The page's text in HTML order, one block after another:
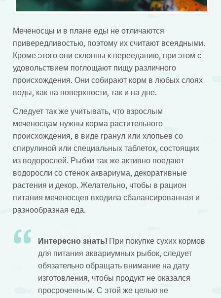
Меченосцы и в плане еды не отличаются
привередливостью, поэтому их считают всеядными.
Кроме этого они склонны к перееданию, при этом с
удовольствием поглощают пищу различного
происхождения. Они собирают корм в любых слоях
воды, как на поверхности, так и на дне.
Следует так же учитывать, что взрослым
меченосцам нужны корма растительного
происхождения, в виде гранул или хлопьев со
спирулиной или специальных таблеток, состоящих
из водорослей. Рыбки так же активно поедают
водоросли со стенок аквариума, декоративные
растения и декор. Желательно, чтобы в рацион
питания меченосцев входила сбалансированная и
разнообразная еда.
Интересно знать!При покупке сухих кормов
для питания аквариумных рыбок, следует
обязательно обращать внимание на дату
изготовления, чтобы продукт не оказался
просроченным. С этой же целью не